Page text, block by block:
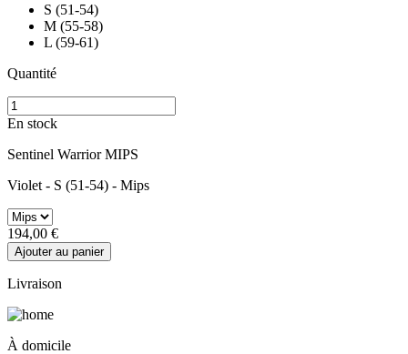
S (51-54)
M (55-58)
L (59-61)
Quantité
En stock
Sentinel Warrior MIPS
Violet - S (51-54) - Mips
194,00 €
Ajouter au panier
Livraison
À domicile